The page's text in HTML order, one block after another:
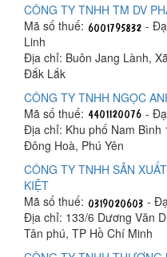
CÔNG TY TNHH TM DV
Mã số thuế:
-
Linh
Địa chỉ: Buôn Jang Lành,
Đắk Lắk
CÔNG TY TNHH NGỌC
Mã số thuế:
-
Địa chỉ: Khu phố Nam Bình
Đông Hoà, Phú Yên
CÔNG TY TNHH SẢN
KIỆT
Mã số thuế:
-
Địa chỉ: 133/6 Dương Văn
Tân phú, TP Hồ Chí Minh